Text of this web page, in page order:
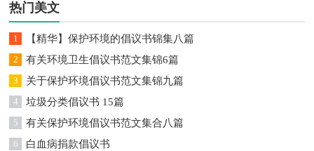
热门美文
1 【精华】保护环境的倡议书锦集八篇
2 有关环境卫生倡议书范文集锦6篇
3 关于保护环境倡议书范文集锦九篇
4 垃圾分类倡议书 15篇
5 有关保护环境倡议书范文集合八篇
6 白血病捐款倡议书